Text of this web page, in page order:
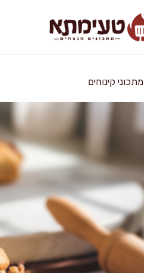
מתכוני קינוחים